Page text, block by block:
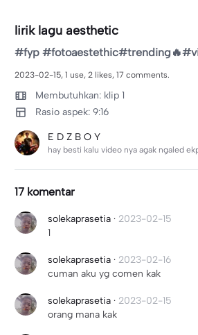
lirik lagu aesthetic
#fyp
2023-02-15, 1 use, 2 likes, 17 comments.
Membutuhkan: klip 1
Rasio aspek: 9:16
E D Z B O Y
hay besti kalu video nya agak ngaled
17 komentar
solekaprasetia · 2023-02-15
1
solekaprasetia · 2023-02-16
cuman aku yg comen kak
solekaprasetia · 2023-02-15
orang mana kak